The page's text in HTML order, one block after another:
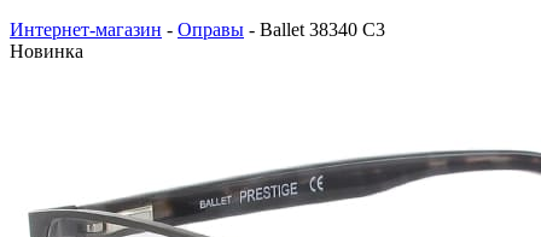
Интернет-магазин - Оправы - Ballet 38340 C3
Новинка